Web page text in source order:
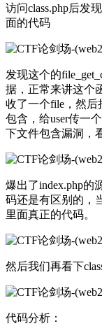
访问class.php后发
面的代码
发现这个的
据，正常来讲这个
收了一个file，然后
包含，给user传一
下文件包含漏洞，
爆出了index.php的
码还是有区别的，
里面真正的代码。
然后我们再看下
代码分析：